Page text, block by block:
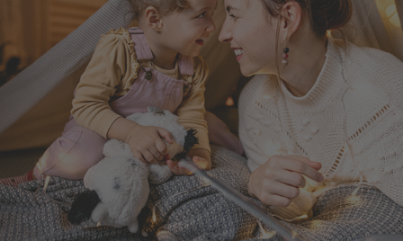
Online-Service
Umzugsservice
Energieberatung
Energiefragen
Kündigung
Wärmestrom
Treue-Bonus
Vorteile